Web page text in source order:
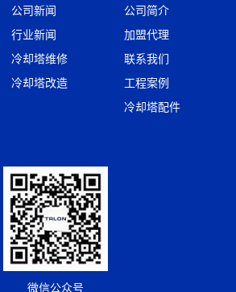
公司新闻
行业新闻
冷却塔维修
冷却塔改造
公司简介
加盟代理
联系我们
工程案例
冷却塔配件
微信公众号